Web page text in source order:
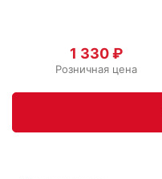
1 330 ₽
Розничная цена